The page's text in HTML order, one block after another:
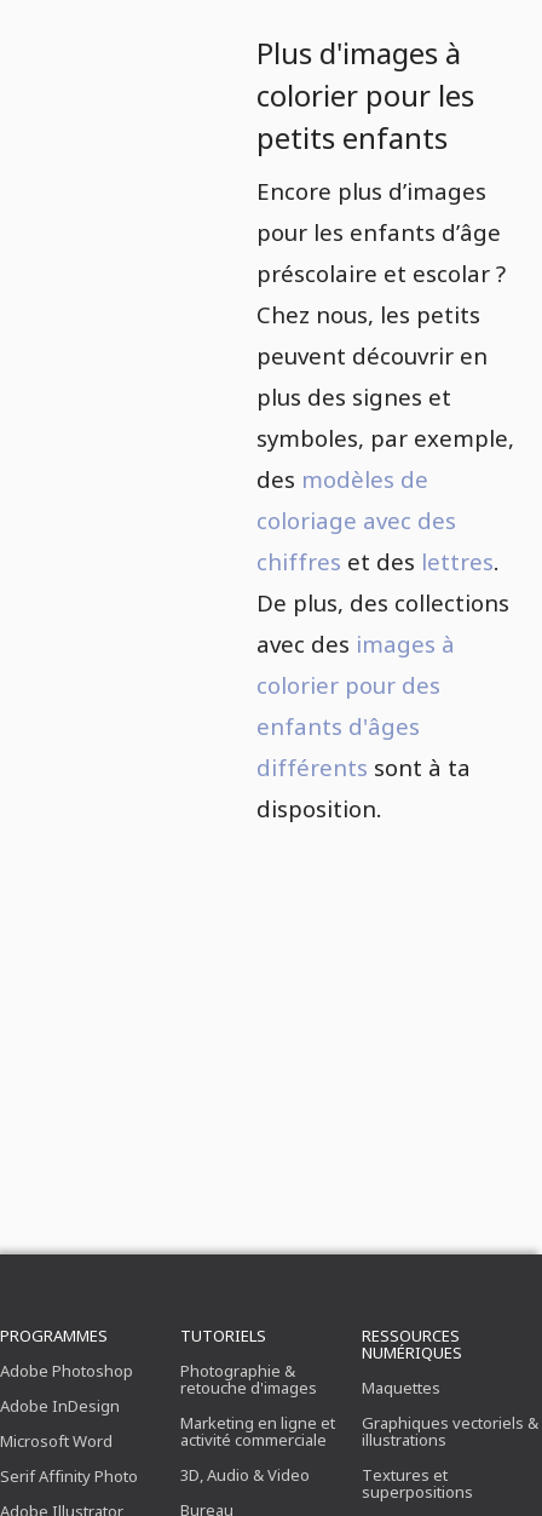
Plus d'images à
colorier pour les
petits enfants
Encore plus d’images
pour les enfants d’âge
préscolaire et escolar ?
Chez nous, les petits
peuvent découvrir en
plus des signes et
symboles, par exemple,
des modèles de
coloriage avec des
chiffres et des lettres.
De plus, des collections
avec des images à
colorier pour des
enfants d'âges
différents sont à ta
disposition.
PROGRAMMES
Adobe Photoshop
Adobe InDesign
Microsoft Word
Serif Affinity Photo
Adobe Illustrator
TUTORIELS
Photographie &
retouche d'images
Marketing en ligne et
activité commerciale
3D, Audio & Video
Bureau
RESSOURCES
NUMÉRIQUES
Maquettes
Graphiques vectoriels &
illustrations
Textures et
superpositions